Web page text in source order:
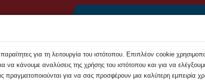
Εκδηλώσεις Ανακοινώσεις
για τη λειτουργία του ιστότοπου. Επιπλέον cookie
κάνουμε αναλύσεις της χρήσης του ιστότοπου και για να
πραγματοποιούνται για να σας προσφέρουν μια καλύτερη εμπειρία